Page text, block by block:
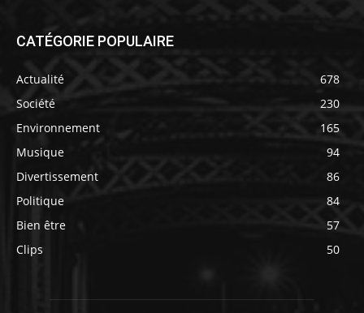
CATÉGORIE POPULAIRE
Actualité
678
Société
230
Environnement
165
Musique
94
Divertissement
86
Politique
84
Bien être
57
Clips
50